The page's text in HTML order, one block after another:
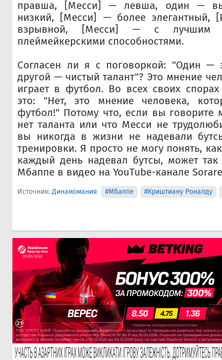
правша, [Месси] — левша, один —
низкий, [Месси] — более элегантный,
взрывной, [Месси] — с лучшим
плеймейкерскими способностями.
Согласен ли я с поговоркой: "Один —
другой — чистый талант"? Это мнение
играет в футбол. Во всех своих
это: "Нет, это мнение человека,
футбол!" Потому что, если вы говорите
нет таланта или что Месси не
вы никогда в жизни не надевали
тренировки. Я просто не могу понять,
каждый день надевал бутсы, может
Мбаппе в видео на YouTube-канале
Источник: Динамомания #Мбаппе #Криштиану Роналду